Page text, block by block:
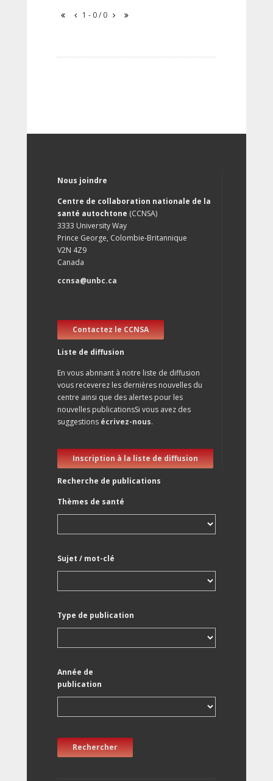
1 - 0 / 0
Nous joindre
Centre de collaboration nationale de la
santé autochtone (CCNSA)
3333 University Way
Prince George, Colombie-Britannique
V2N 4Z9
Canada
ccnsa@unbc.ca
Contactez le CCNSA
Liste de diffusion
En vous abnnant à notre liste de diffusion
vous receverez les dernières nouvelles du
centre ainsi que des alertes pour les
nouvelles publicationsSi vous avez des
suggestions écrivez-nous.
Inscription à la liste de diffusion
Recherche de publications
Thèmes de santé
Sujet / mot-clé
Type de publication
Année de
publication
Rechercher